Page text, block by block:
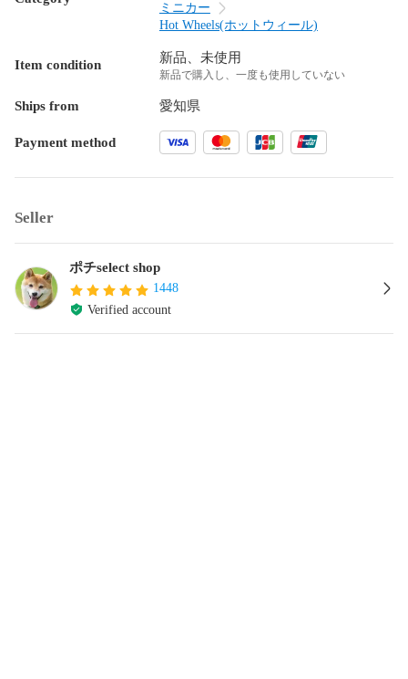
ミニカー
Hot Wheels(ホットウィール)
Item condition 新品、未使用
新品で購入し、一度も使用していない
Ships from 愛知県
Payment method
Seller
ポチselect shop
1448
Verified account